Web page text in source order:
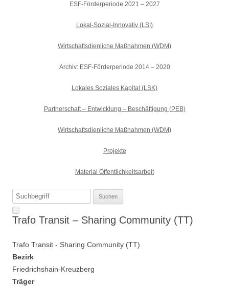
ESF-Förderperiode 2021 – 2027
Lokal-Sozial-Innovativ (LSI)
Wirtschaftsdienliche Maßnahmen (WDM)
Archiv: ESF-Förderperiode 2014 – 2020
Lokales Soziales Kapital (LSK)
Partnerschaft – Entwicklung – Beschäftigung (PEB)
Wirtschaftsdienliche Maßnahmen (WDM)
Projekte
Material Öffentlichkeitsarbeit
Suchen
nach:
Trafo Transit – Sharing Community (TT)
Trafo Transit - Sharing Community (TT)
Bezirk
Friedrichshain-Kreuzberg
Träger